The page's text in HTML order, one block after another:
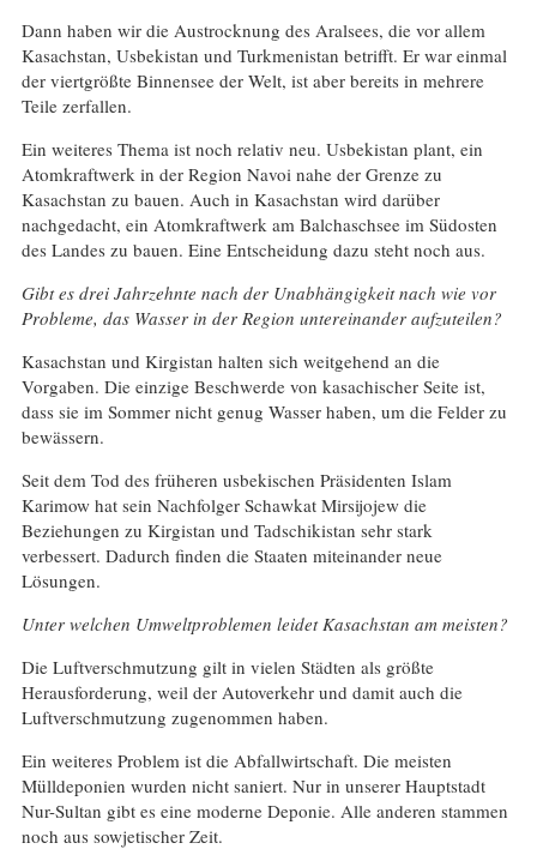
Dann haben wir die Austrocknung des Aralsees, die vor allem
Kasachstan, Usbekistan und Turkmenistan betrifft. Er war einmal
der viertgrößte Binnensee der Welt, ist aber bereits in mehrere
Teile zerfallen.
Ein weiteres Thema ist noch relativ neu. Usbekistan plant, ein
Atomkraftwerk in der Region Navoi nahe der Grenze zu
Kasachstan zu bauen. Auch in Kasachstan wird darüber
nachgedacht, ein Atomkraftwerk am Balchaschsee im Südosten
des Landes zu bauen. Eine Entscheidung dazu steht noch aus.
Gibt es drei Jahrzehnte nach der Unabhängigkeit nach wie vor
Probleme, das Wasser in der Region untereinander aufzuteilen?
Kasachstan und Kirgistan halten sich weitgehend an die
Vorgaben. Die einzige Beschwerde von kasachischer Seite ist,
dass sie im Sommer nicht genug Wasser haben, um die Felder zu
bewässern.
Seit dem Tod des früheren usbekischen Präsidenten Islam
Karimow hat sein Nachfolger Schawkat Mirsijojew die
Beziehungen zu Kirgistan und Tadschikistan sehr stark
verbessert. Dadurch finden die Staaten miteinander neue
Lösungen.
Unter welchen Umweltproblemen leidet Kasachstan am meisten?
Die Luftverschmutzung gilt in vielen Städten als größte
Herausforderung, weil der Autoverkehr und damit auch die
Luftverschmutzung zugenommen haben.
Ein weiteres Problem ist die Abfallwirtschaft. Die meisten
Mülldeponien wurden nicht saniert. Nur in unserer Hauptstadt
Nur-Sultan gibt es eine moderne Deponie. Alle anderen stammen
noch aus sowjetischer Zeit.